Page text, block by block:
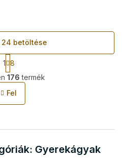
L
i
s
r
n
24 betöltése
L
a
p
o
z
1 8
176 termék
Fel
Gyerekágyak